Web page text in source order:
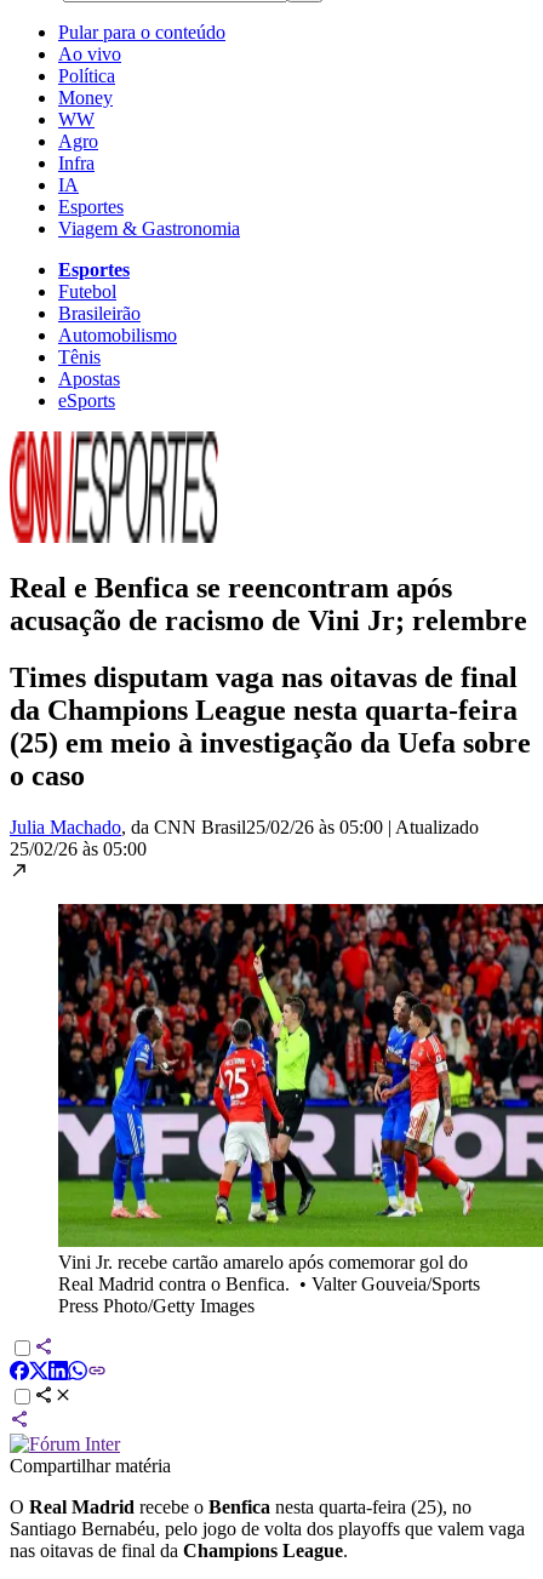
Pular para o conteúdo
Ao vivo
Política
Money
WW
Agro
Infra
IA
Esportes
Viagem & Gastronomia
Esportes
Futebol
Brasileirão
Automobilismo
Tênis
Apostas
eSports
Real e Benfica se reencontram após
acusação de racismo de Vini Jr; relembre
Times disputam vaga nas oitavas de final
da Champions League nesta quarta-feira
(25) em meio à investigação da Uefa sobre
o caso
Julia Machado, da CNN Brasil25/02/26 às 05:00 | Atualizado
25/02/26 às 05:00
Vini Jr. recebe cartão amarelo após comemorar gol do
Real Madrid contra o Benfica. • Valter Gouveia/Sports
Press Photo/Getty Images
Compartilhar matéria
O Real Madrid recebe o Benfica nesta quarta-feira (25), no
Santiago Bernabéu, pelo jogo de volta dos playoffs que valem vaga
nas oitavas de final da Champions League.